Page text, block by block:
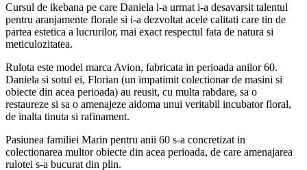
Cursul de ikebana pe care Daniela l-a urmat i-a desavarsit talentul
pentru aranjamente florale si i-a dezvoltat acele calitati care tin de
partea estetica a lucrurilor, mai exact respectul fata de natura si
meticulozitatea.
Rulota este model marca Avion, fabricata in perioada anilor 60.
Daniela si sotul ei, Florian (un impatimit colectionar de masini si
obiecte din acea perioada) au reusit, cu multa rabdare, sa o
restaureze si sa o amenajeze aidoma unui veritabil incubator floral,
de inalta tinuta si rafinament.
Pasiunea familiei Marin pentru anii 60 s-a concretizat in
colectionarea multor obiecte din acea perioada, de care amenajarea
rulotei s-a bucurat din plin.